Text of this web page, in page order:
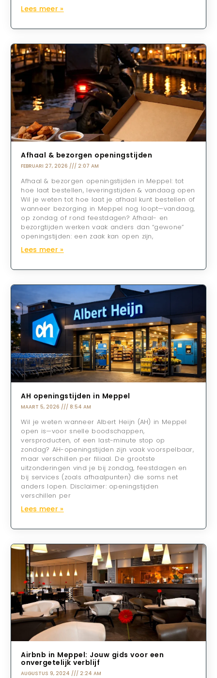
Lees meer »
Afhaal & bezorgen openingstijden
FEBRUARI 27, 2026 2:07 AM
Afhaal & bezorgen openingstijden in Meppel: tot
hoe laat bestellen, leveringstijden & vandaag open
Wil je weten tot hoe laat je afhaal kunt bestellen of
wanneer bezorging in Meppel nog loopt—vandaag,
op zondag of rond feestdagen? Afhaal- en
bezorgtijden werken vaak anders dan “gewone”
openingstijden: een zaak kan open zijn,
Lees meer »
AH openingstijden in Meppel
MAART 5, 2026 8:54 AM
Wil je weten wanneer Albert Heijn (AH) in Meppel
open is—voor snelle boodschappen,
versproducten, of een last-minute stop op
zondag? AH-openingstijden zijn vaak voorspelbaar,
maar verschillen per filiaal. De grootste
uitzonderingen vind je bij zondag, feestdagen en
bij services (zoals afhaalpunten) die soms net
anders lopen. Disclaimer: openingstijden
verschillen per
Lees meer »
Airbnb in Meppel: Jouw gids voor een
onvergetelijk verblijf
AUGUSTUS 9, 2024 2:24 AM